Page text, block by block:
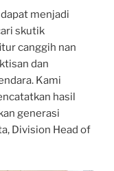
menjadi
skutik
canggih nan
dan
Kami
hasil
generasi
Division Head of